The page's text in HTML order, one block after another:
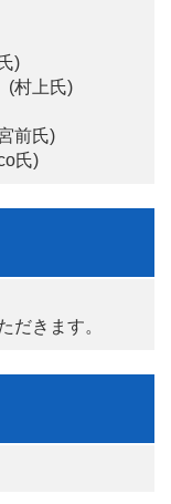
)
(村上氏)
前氏)
氏)
だきます。